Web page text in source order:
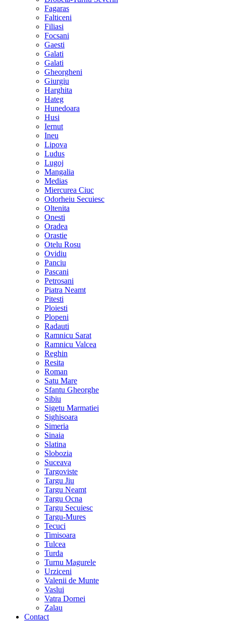
Fagaras
Falticeni
Filiasi
Focsani
Gaesti
Galati
Galati
Gheorgheni
Giurgiu
Harghita
Hateg
Hunedoara
Husi
Iernut
Ineu
Lipova
Ludus
Lugoj
Mangalia
Medias
Miercurea Ciuc
Odorheiu Secuiesc
Oltenita
Onesti
Oradea
Orastie
Otelu Rosu
Ovidiu
Panciu
Pascani
Petrosani
Piatra Neamt
Pitesti
Ploiesti
Plopeni
Radauti
Ramnicu Sarat
Ramnicu Valcea
Reghin
Resita
Roman
Satu Mare
Sfantu Gheorghe
Sibiu
Sigetu Marmatiei
Sighisoara
Simeria
Sinaia
Slatina
Slobozia
Suceava
Targoviste
Targu Jiu
Targu Neamt
Targu Ocna
Targu Secuiesc
Targu-Mures
Tecuci
Timisoara
Tulcea
Turda
Turnu Magurele
Urziceni
Valenii de Munte
Vaslui
Vatra Dornei
Zalau
Contact